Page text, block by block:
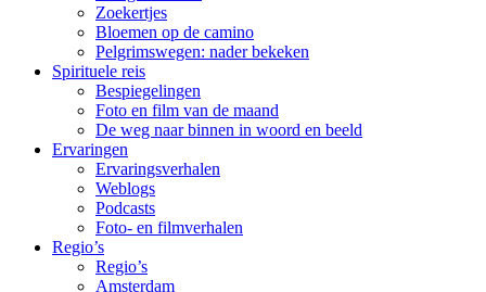
Zoekertjes
Bloemen op de camino
Pelgrimswegen: nader bekeken
Spirituele reis
Bespiegelingen
Foto en film van de maand
De weg naar binnen in woord en beeld
Ervaringen
Ervaringsverhalen
Weblogs
Podcasts
Foto- en filmverhalen
Regio’s
Regio’s
Amsterdam